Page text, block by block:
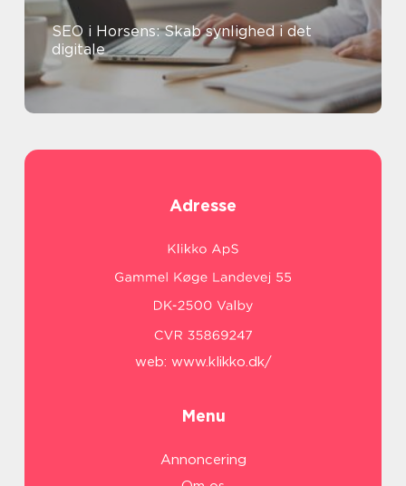
SEO i Horsens: Skab synlighed i det
digitale
Adresse
web: www.klikko.dk/
Menu
Annoncering